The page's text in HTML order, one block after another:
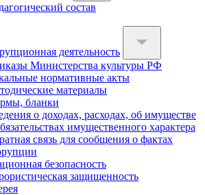
состав
деятельность
Министерства культуры РФ
нормативные акты
материалы
бланки
о доходах, расходах, об имуществе
имущественного характера
связь для сообщения о фактах
безопасность
защищенность